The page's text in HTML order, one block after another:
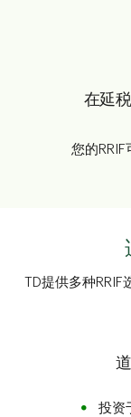
在延
您的RRIF
TD提供多种
投资